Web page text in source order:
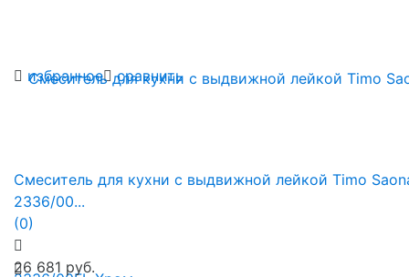
избранное сравнить
Смеситель для кухни с выдвижной лейкой Timo
2336/00...
(0)
26 681 руб.